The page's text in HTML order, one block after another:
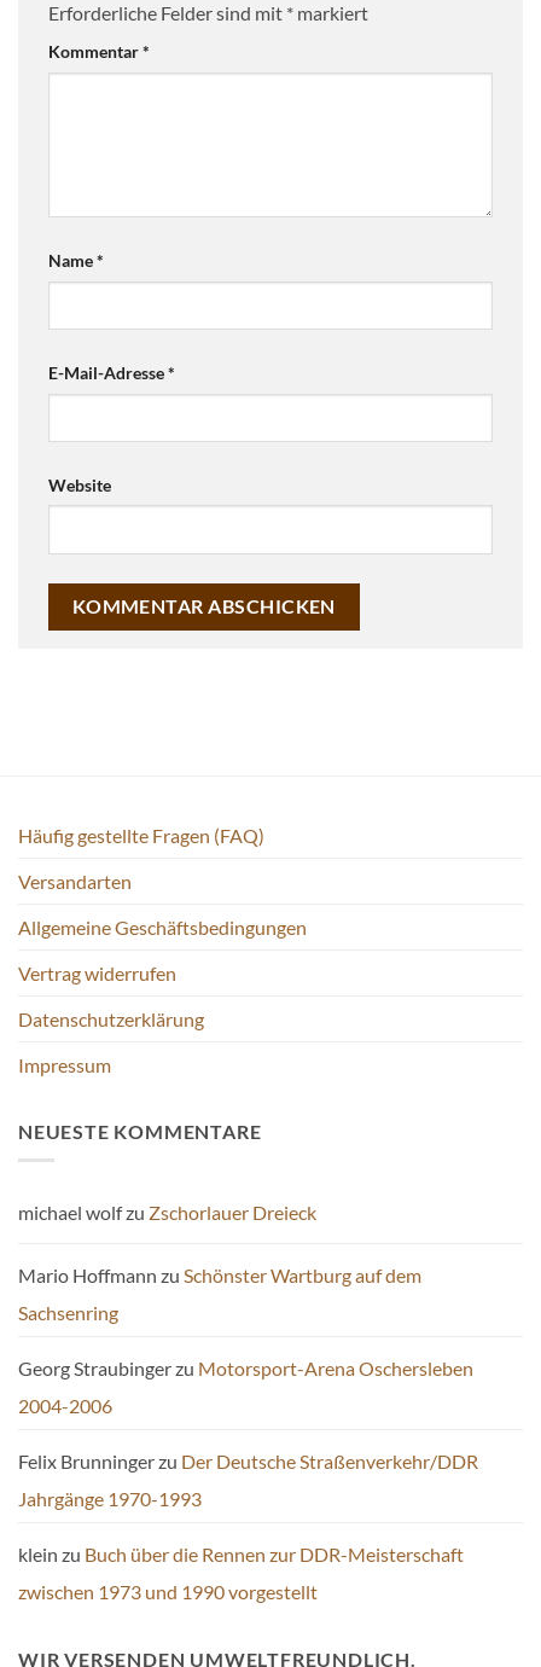
Erforderliche Felder sind mit * markiert
Kommentar*
Name*
E-Mail-Adresse*
Website
Häufig gestellte Fragen (FAQ)
Versandarten
Allgemeine Geschäftsbedingungen
Vertrag widerrufen
Datenschutzerklärung
Impressum
NEUESTE KOMMENTARE
michael wolfzu Zschorlauer Dreieck
Mario Hoffmann zu Schönster Wartburg auf dem
Sachsenring
Georg Straubingerzu Motorsport-Arena Oschersleben
2004-2006
Felix Brunningerzu Der Deutsche Straßenverkehr/DDR
Jahrgänge 1970-1993
klein zu Buch über die Rennen zur DDR-Meisterschaft
zwischen 1973 und 1990 vorgestellt
WIR VERSENDEN UMWELTFREUNDLICH.